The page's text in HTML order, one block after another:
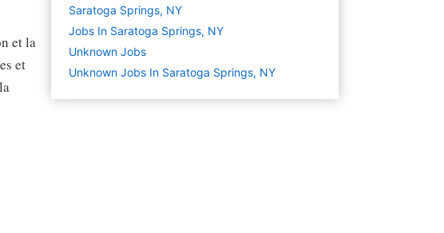
et la
et
Saratoga Springs, NY
Jobs In Saratoga Springs, NY
Unknown Jobs
Unknown Jobs In Saratoga Springs, NY